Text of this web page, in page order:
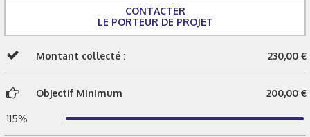
CONTACTER
LE PORTEUR DE PROJET
Montant collecté : 230,00 €
Objectif Minimum 200,00 €
115%